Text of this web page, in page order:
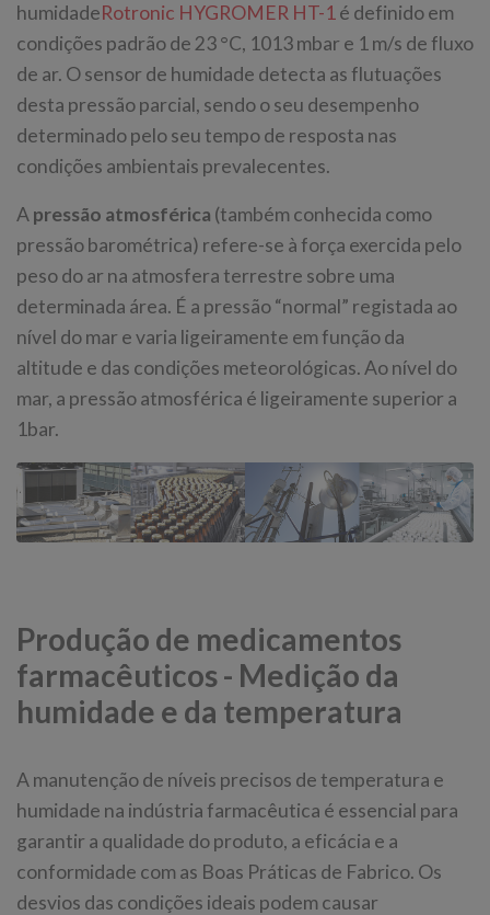
humidadeRotronic HYGROMER HT-1 é definido em
condições padrão de 23 °C, 1013 mbar e 1 m/s de fluxo
de ar. O sensor de humidade detecta as flutuações
desta pressão parcial, sendo o seu desempenho
determinado pelo seu tempo de resposta nas
condições ambientais prevalecentes.
A pressão atmosférica (também conhecida como
pressão barométrica) refere-se à força exercida pelo
peso do ar na atmosfera terrestre sobre uma
determinada área. É a pressão “normal” registada ao
nível do mar e varia ligeiramente em função da
altitude e das condições meteorológicas. Ao nível do
mar, a pressão atmosférica é ligeiramente superior a
1bar.
Produção de medicamentos
farmacêuticos - Medição da
humidade e da temperatura
A manutenção de níveis precisos de temperatura e
humidade na indústria farmacêutica é essencial para
garantir a qualidade do produto, a eficácia e a
conformidade com as Boas Práticas de Fabrico. Os
desvios das condições ideais podem causar